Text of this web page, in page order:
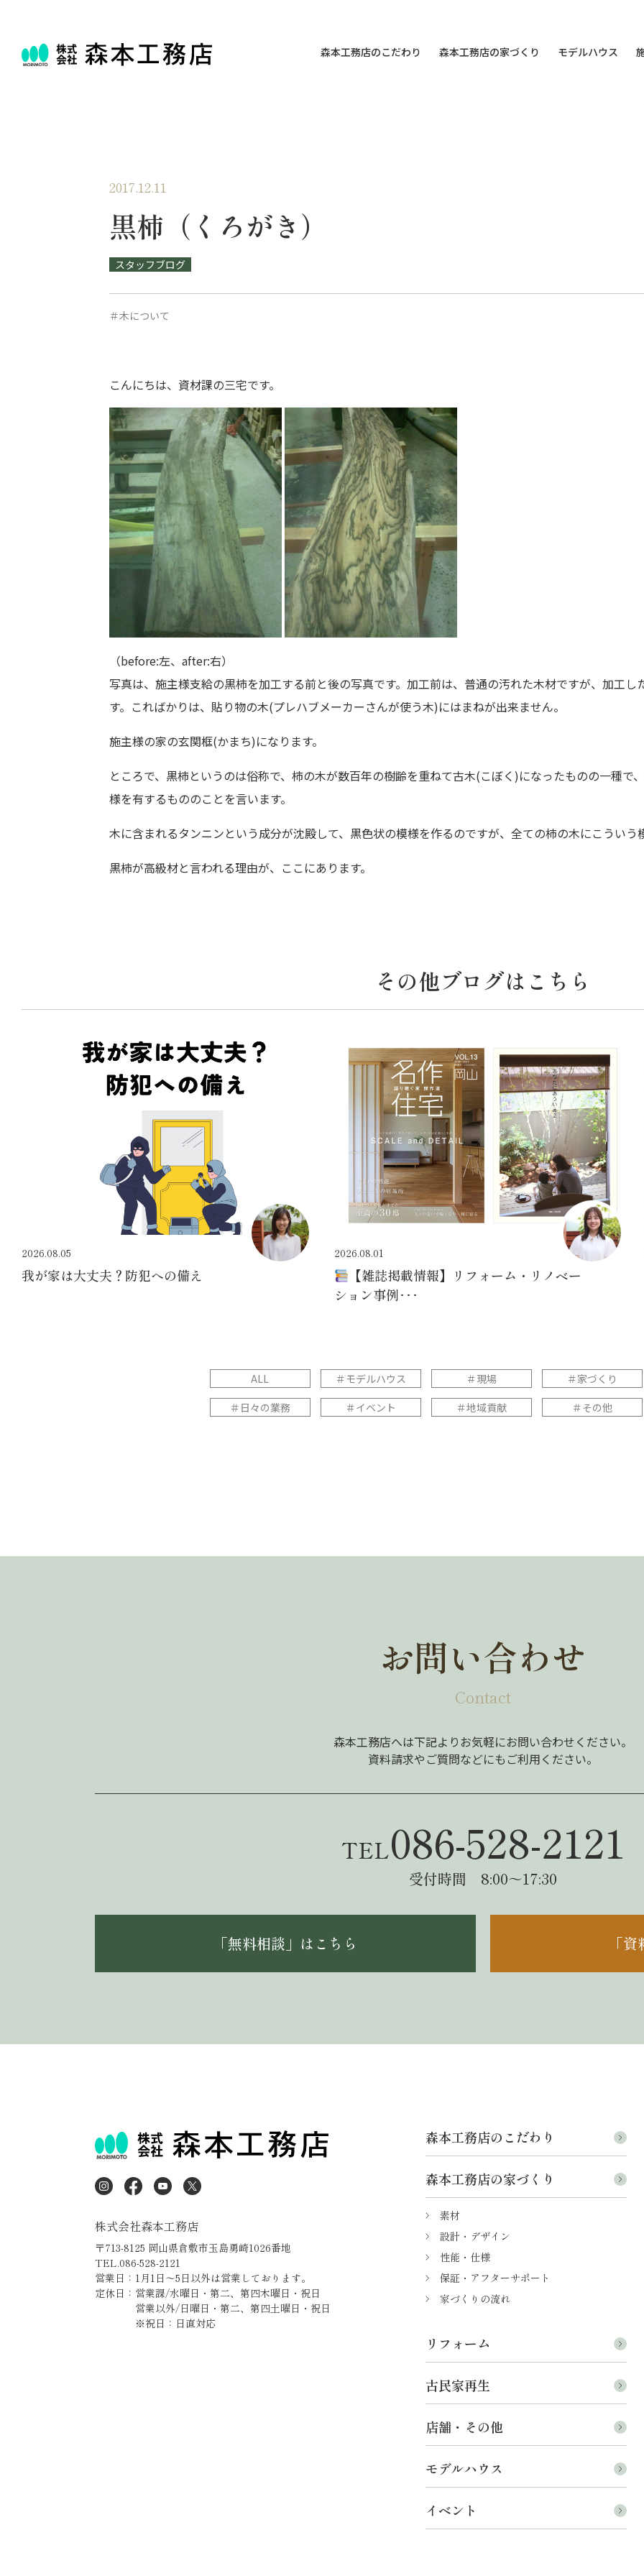
森本工務店のこだわり 森本工務店の家づくり モデルハウス
2017.12.11
黒柿（くろがき）
スタッフブログ
＃木について
こんにちは、資材課の三宅です。
（before:左、after:右）
写真は、施主様支給の黒柿を加工する前と後の写真です。加工前は、普通の汚れた木材ですが、加工
す。こればかりは、貼り物の木(プレハブメーカーさんが使う木)にはまねが出来ません。
施主様の家の玄関框(かまち)になります。
ところで、黒柿というのは俗称で、柿の木が数百年の樹齢を重ねて古木(こぼく)になったものの一種で
様を有するもののことを言います。
木に含まれるタンニンという成分が沈殿して、黒色状の模様を作るのですが、全ての柿の木にこういう
黒柿が高級材と言われる理由が、ここにあります。
その他ブログはこちら
2026.08.05
我が家は大丈夫？防犯への備え
2026.08.01
【雑誌掲載情報】リフォーム・リノベー
ション事例･･･
ALL ＃モデルハウス ＃現場 ＃家づくり
＃日々の業務
＃イベント ＃地域貢献 ＃その他
お問い合わせ
Contact
森本工務店へは下記よりお気軽にお問い合わせください。
資料請求やご質問などにもご利用ください。
TEL086-528-2121
受付時間 8:00～17:30
「無料相談」はこちら 「
株式会社森本工務店
〒713-8125 岡山県倉敷市玉島勇崎1026番地
TEL.086-528-2121
営業日：1月1日～5日以外は営業しております。
定休日：営業課/水曜日・第二、第四木曜日・祝日
営業以外/日曜日・第二、第四土曜日・祝日
※祝日：日直対応
森本工務店のこだわり
森本工務店の家づくり
素材
設計・デザイン
性能・仕様
保証・アフターサポート
家づくりの流れ
リフォーム
古民家再生
店舗・その他
モデルハウス
イベント